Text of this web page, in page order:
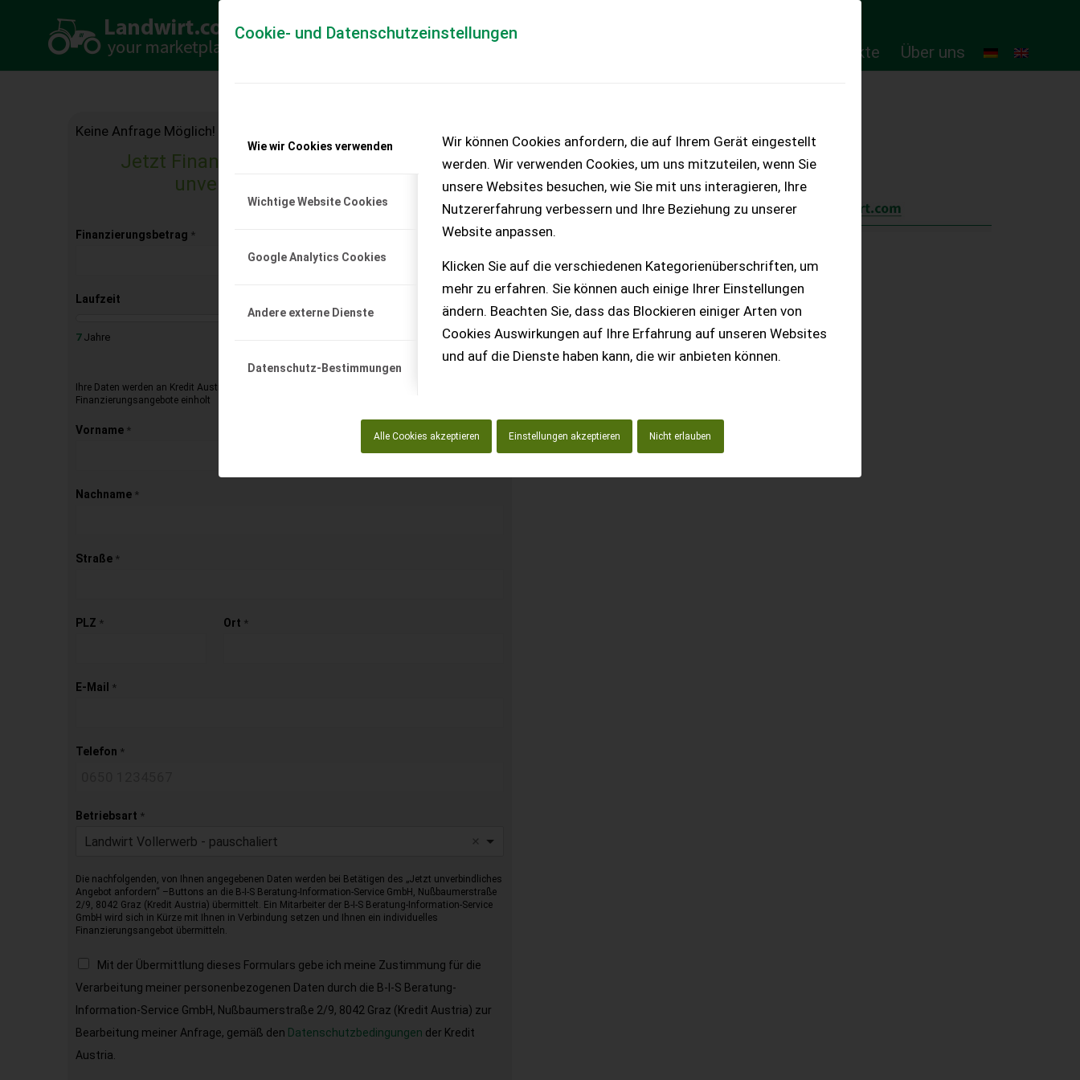
Cookie- und Datenschutzeinstellungen
Wie wir Cookies verwenden
Wichtige Website Cookies
Google Analytics Cookies
Andere externe Dienste
Datenschutz-Bestimmungen
Wir können Cookies anfordern, die auf Ihrem Gerät eingestellt
werden. Wir verwenden Cookies, um uns mitzuteilen, wenn Sie
unsere Websites besuchen, wie Sie mit uns interagieren, Ihre
Nutzererfahrung verbessern und Ihre Beziehung zu unserer
Website anpassen.
Klicken Sie auf die verschiedenen Kategorienüberschriften, um
mehr zu erfahren. Sie können auch einige Ihrer Einstellungen
ändern. Beachten Sie, dass das Blockieren einiger Arten von
Cookies Auswirkungen auf Ihre Erfahrung auf unseren Websites
und auf die Dienste haben kann, die wir anbieten können.
Alle Cookies akzeptieren Einstellungen akzeptieren Nicht erlauben
Online-Produkte Über uns
Keine Anfrage Möglich!
Jetzt Finanzierungsangebot anfordern
unverbindlich & kostenlos!
Finanzierungsbetrag *
Laufzeit
7Jahre
Ihre Daten werden an Kredit Austria übermittelt, die dann für Sie kostenlos unverbindliche
Finanzierungsangebote einholt
Vorname *
Nachname *
Straße *
PLZ * Ort *
E-Mail *
Telefon *
Betriebsart *
Landwirt Vollerwerb - pauschaliert
Die nachfolgenden, von Ihnen angegebenen Daten werden bei Betätigen des „Jetzt unverbindliches
Angebot anfordern“ –Buttons an die B-I-S Beratung-Information-Service GmbH, Nußbaumerstraße
2/9, 8042 Graz (Kredit Austria) übermittelt. Ein Mitarbeiter der B-I-S Beratung-Information-Service
GmbH wird sich in Kürze mit Ihnen in Verbindung setzen und Ihnen ein individuelles
Finanzierungsangebot übermitteln.
Mit der Übermittlung dieses Formulars gebe ich meine Zustimmung für die
Verarbeitung meiner personenbezogenen Daten durch die B-I-S Beratung-
Information-Service GmbH, Nußbaumerstraße 2/9, 8042 Graz (Kredit Austria) zur
Bearbeitung meiner Anfrage, gemäß den Datenschutzbedingungen der Kredit
Austria.